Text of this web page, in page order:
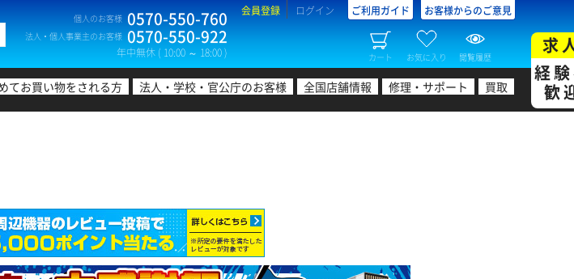
個人のお客様 0570-550-760
法人・個人事業主のお客様 0570-550-922
年中無休 ( 10:00 ～ 18:00 )
会員登録 ログイン ご利用ガイド お客様からのご意見
カート お気に入り 閲覧履歴
てお買い物をされる方 法人・学校・官公庁のお客様 全国店舗情報 修理・サポート 買取
求
経
歓